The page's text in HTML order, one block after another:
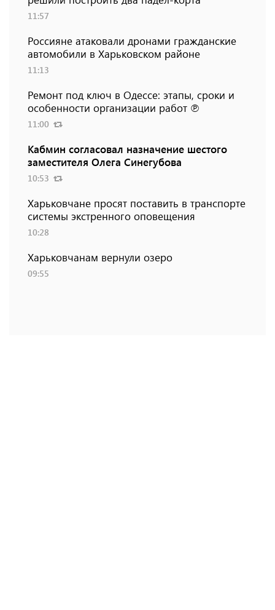
11:57
Россияне атаковали дронами гражданские
автомобили в Харьковском районе
11:13
Ремонт под ключ в Одессе: этапы, сроки и
особенности организации работ ℗
11:00
Кабмин согласовал назначение шестого
заместителя Олега Синегубова
10:53
Харьковчане просят поставить в транспорте
системы экстренного оповещения
10:28
Харьковчанам вернули озеро
09:55